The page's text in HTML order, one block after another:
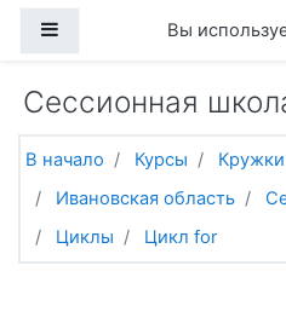
Боковая панель
Вы
Сессионная
В начало Курсы
Ивановская область
Циклы
Цикл for